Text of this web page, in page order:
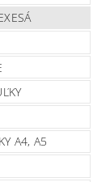
A4, A5